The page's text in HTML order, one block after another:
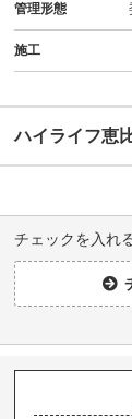
管理形態
施工
ハイライフ恵
チェックを入れ